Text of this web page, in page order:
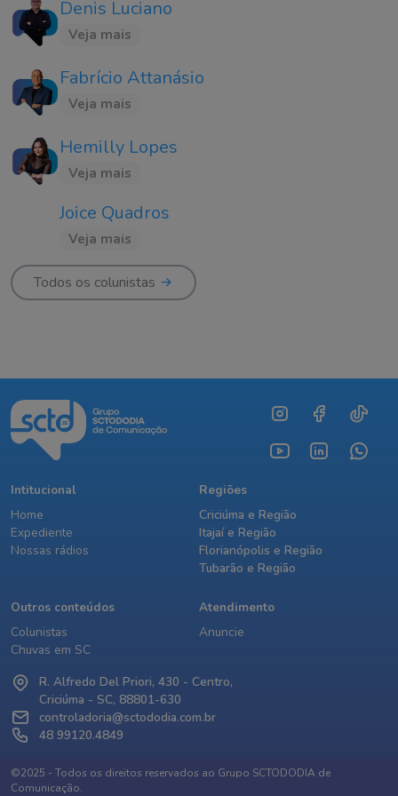
Denis Luciano
Veja mais
Fabrício Attanásio
Veja mais
Hemilly Lopes
Veja mais
Joice Quadros
Veja mais
Todos os colunistas
Intitucional
Home
Expediente
Nossas rádios
Regiões
Criciúma e Região
Itajaí e Região
Florianópolis e Região
Tubarão e Região
Outros conteúdos
Colunistas
Chuvas em SC
Atendimento
Anuncie
R. Alfredo Del Priori, 430 - Centro,
Criciúma - SC, 88801-630
controladoria@sctododia.com.br
48 99120.4849
©2025 - Todos os direitos reservados ao Grupo SCTODODIA de
Comunicação.